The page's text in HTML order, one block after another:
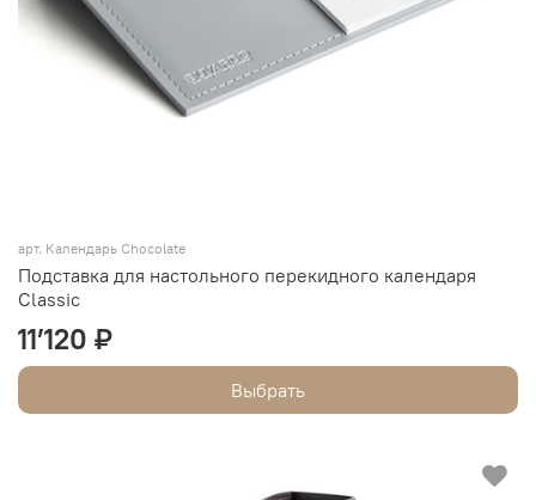
арт. Календарь Chocolate
Подставка для настольного перекидного календаря
Classic
11’120 ₽
Выбрать